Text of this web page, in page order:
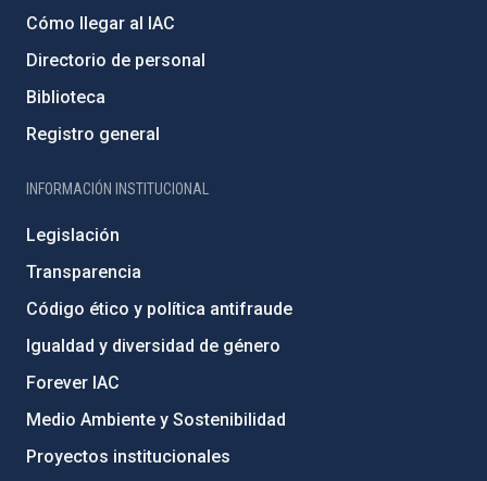
Cómo llegar al IAC
Directorio de personal
Biblioteca
Registro general
INFORMACIÓN INSTITUCIONAL
Legislación
Transparencia
Código ético y política antifraude
Igualdad y diversidad de género
Forever IAC
Medio Ambiente y Sostenibilidad
Proyectos institucionales